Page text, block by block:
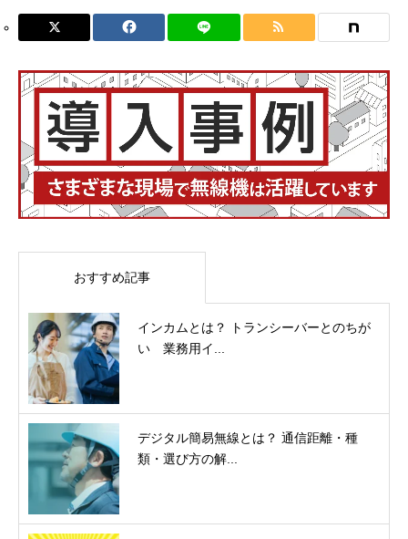
おすすめ記事
インカムとは？ トランシーバーとのちが
い 業務用イ...
デジタル簡易無線とは？ 通信距離・種
類・選び方の解...